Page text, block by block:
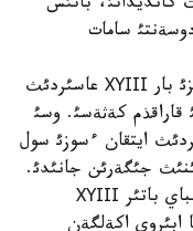
كانديداتئ، باتئس
سامات
ونئث ايتؤئنشا، قازاق تاريحئندا زور ماثئزئ بار ХҮІІІ عاسئردئث
ءبئرئ - 1710 جئلعئ قاراقذم كةثةسئ. وسئ
ايتقان ءسوزئ سول
جئگةرئن جانئدئ.
ءارئ اسكةري قايراتكةر، قولباسشئ بوكةنباي باتئر ХҮІІІ